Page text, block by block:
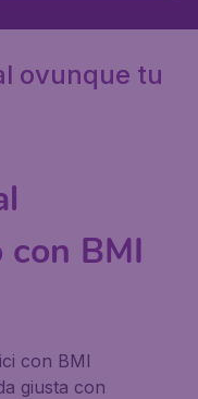
ovunque tu
con BMI
con BMI
giusta con